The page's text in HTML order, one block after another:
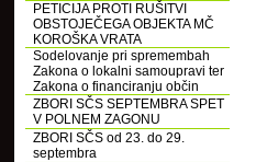
PETICIJA PROTI RUŠITVI
OBSTOJEČEGA OBJEKTA MČ
KOROŠKA VRATA
Sodelovanje pri spremembah
Zakona o lokalni samoupravi ter
Zakona o financiranju občin
ZBORI SČS SEPTEMBRA SPET
V POLNEM ZAGONU
ZBORI SČS od 23. do 29.
septembra